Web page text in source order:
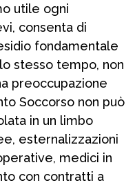
utile ogni
consenta di
fondamentale
stesso tempo, non
preoccupazione
Soccorso non può
in un limbo
esternalizzazioni
medici in
con contratti a